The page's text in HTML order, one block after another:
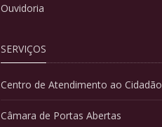
Ouvidoria
SERVIÇOS
Centro de Atendimento ao Cidadão
Câmara de Portas Abertas